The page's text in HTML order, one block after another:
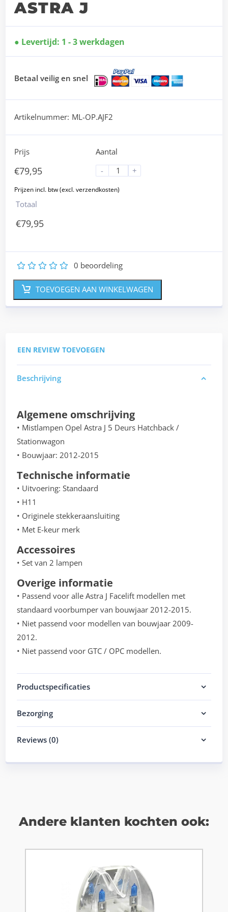
ASTRA J
Levertijd: 1 - 3 werkdagen
Betaal veilig en snel
Artikelnummer: ML-OP.AJF2
Prijs
€79,95
Aantal
-
+
Totaal
€79,95
5
4
3
2 0 beoordeling
TOEVOEGEN AAN WINKELWAGEN
EEN REVIEW TOEVOEGEN
Beschrijving
Algemene omschrijving
• Mistlampen Opel Astra J 5 Deurs Hatchback /
Stationwagon
• Bouwjaar: 2012-2015
Technische informatie
• Uitvoering: Standaard
• H11
• Originele stekkeraansluiting
• Met E-keur merk
Accessoires
• Set van 2 lampen
Overige informatie
• Passend voor alle Astra J Facelift modellen met
standaard voorbumper van bouwjaar 2012-2015.
• Niet passend voor modellen van bouwjaar 2009-
2012.
• Niet passend voor GTC / OPC modellen.
Productspecificaties
Bezorging
Reviews (0)
Andere klanten kochten ook: